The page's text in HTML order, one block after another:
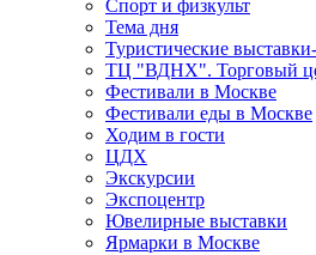
Спорт и физкульт
Тема дня
Туристические
ТЦ "ВДНХ". Торговый
Фестивали в Москве
Фестивали еды в Москве
Ходим в гости
ЦДХ
Экскурсии
Экспоцентр
Ювелирные выставки
Ярмарки в Москве